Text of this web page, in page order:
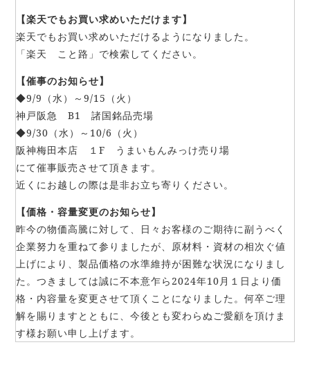
【楽天でもお買い求めいただけます】
楽天でもお買い求めいただけるようになりました。
「楽天 こと路」で検索してください。
【催事のお知らせ】
◆9/9（水）～9/15（火）
神戸阪急 B1 諸国銘品売場
◆9/30（水）～10/6（火）
阪神梅田本店 １F うまいもんみっけ売り場
にて催事販売させて頂きます。
近くにお越しの際は是非お立ち寄りください。
【価格・容量変更のお知らせ】
昨今の物価高騰に対して、日々お客様のご期待に副うべく
企業努力を重ねて参りましたが、原材料・資材の相次ぐ値
上げにより、製品価格の水準維持が困難な状況になりまし
た。つきましては誠に不本意乍ら2024年10月１日より価
格・内容量を変更させて頂くことになりました。何卒ご理
解を賜りますとともに、今後とも変わらぬご愛顧を頂けま
す様お願い申し上げます。